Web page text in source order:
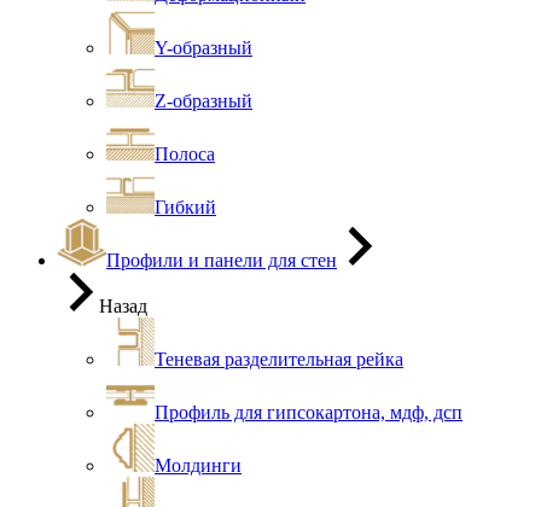
Y-образный
Z-образный
Полоса
Гибкий
Профили и панели для стен
Назад
Теневая разделительная рейка
Профиль для гипсокартона, мдф, дсп
Молдинги